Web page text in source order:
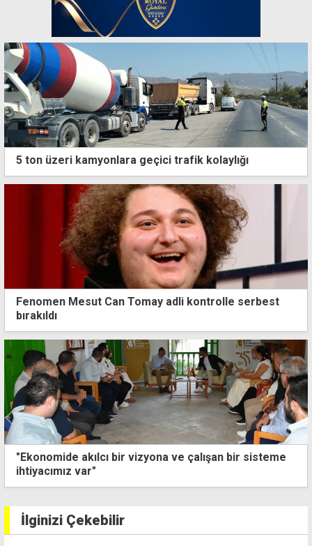
5 ton üzeri kamyonlara geçici trafik kolaylığı
Fenomen Mesut Can Tomay adli kontrolle serbest
bırakıldı
"Ekonomide akılcı bir vizyona ve çalışan bir sisteme
ihtiyacımız var"
İlginizi Çekebilir